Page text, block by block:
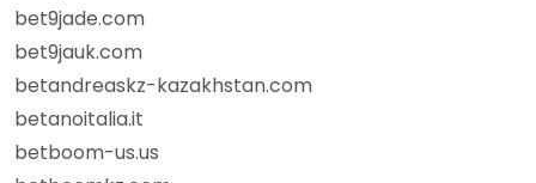
bet9jade.com
bet9jauk.com
betandreaskz-kazakhstan.com
betanoitalia.it
betboom-us.us